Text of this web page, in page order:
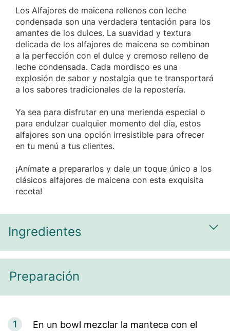
Los Alfajores de maicena rellenos con leche
condensada son una verdadera tentación para los
amantes de los dulces. La suavidad y textura
delicada de los alfajores de maicena se combinan
a la perfección con el dulce y cremoso relleno de
leche condensada. Cada mordisco es una
explosión de sabor y nostalgia que te transportará
a los sabores tradicionales de la repostería.
Ya sea para disfrutar en una merienda especial o
para endulzar cualquier momento del día, estos
alfajores son una opción irresistible para ofrecer
en tu menú a tus clientes.
¡Anímate a prepararlos y dale un toque único a los
clásicos alfajores de maicena con esta exquisita
receta!
Ingredientes
Preparación
1
En un bowl mezclar la manteca con el